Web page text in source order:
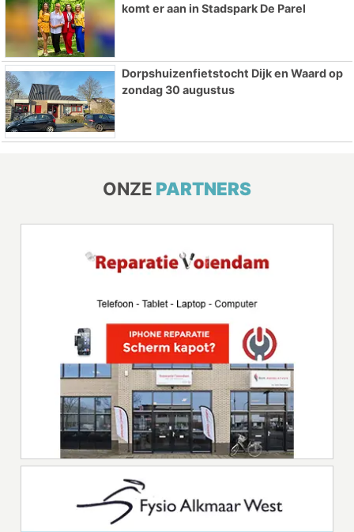
komt er aan in Stadspark De Parel
Dorpshuizenfietstocht Dijk en Waard op
zondag 30 augustus
ONZE PARTNERS